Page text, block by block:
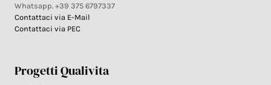
Whatsapp. +39 375 6797337
Contattaci via E-Mail
Contattaci via PEC
Progetti Qualivita